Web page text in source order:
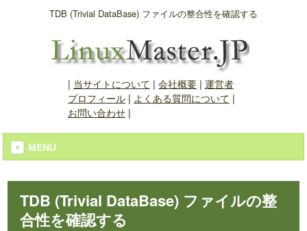
TDB (Trivial DataBase) ファイルの整合性を確認する
| 当サイトについて | 会社概要| 運営者
プロフィール| よくある質問について |
お問い合わせ|
MENU
TDB (Trivial DataBase) ファイルの整
合性を確認する